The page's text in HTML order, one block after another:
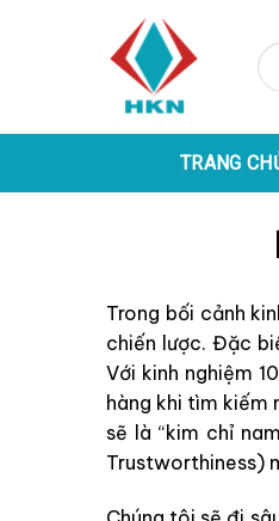
Tìm
TRANG
Trong bối cảnh
chiến lược. Đặc
Với kinh nghiệm
hàng khi tìm kiếm
sẽ là “kim chỉ
Trustworthiness)